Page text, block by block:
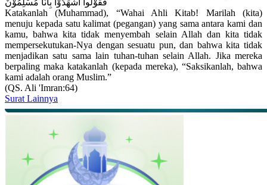
فَقُوْلُوا اشْهَدُوْا بِاَنَّا مُسْلِمُوْنَ
Katakanlah (Muhammad), “Wahai Ahli Kitab! Marilah (kita)
menuju kepada satu kalimat (pegangan) yang sama antara kami dan
kamu, bahwa kita tidak menyembah selain Allah dan kita tidak
mempersekutukan-Nya dengan sesuatu pun, dan bahwa kita tidak
menjadikan satu sama lain tuhan-tuhan selain Allah. Jika mereka
berpaling maka katakanlah (kepada mereka), “Saksikanlah, bahwa
kami adalah orang Muslim.”
(QS. Ali 'Imran:64)
Surat Lainnya